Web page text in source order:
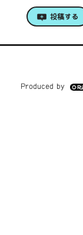
投稿する
Produced by